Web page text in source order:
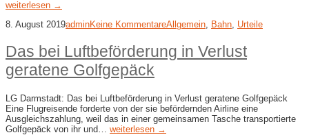
weiterlesen →
8. August 2019adminKeine KommentareAllgemein, Bahn, Urteile
Das bei Luftbeförderung in Verlust
geratene Golfgepäck
LG Darmstadt: Das bei Luftbeförderung in Verlust geratene Golfgepäck
Eine Flugreisende forderte von der sie befördernden Airline eine
Ausgleichszahlung, weil das in einer gemeinsamen Tasche transportierte
Golfgepäck von ihr und… weiterlesen →